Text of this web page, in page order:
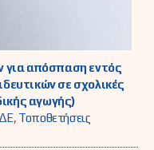
για απόσπαση εντός
σε σχολικές
αγωγής)
, Τοποθετήσεις